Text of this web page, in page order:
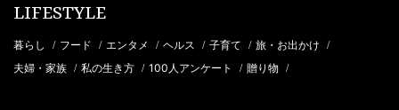
LIFESTYLE
暮らし / フード / エンタメ / ヘルス / 子育て / 旅・お出かけ /
夫婦・家族 / 私の生き方 / 100人アンケート / 贈り物 /